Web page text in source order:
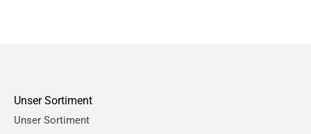
Unser Sortiment
Unser Sortiment